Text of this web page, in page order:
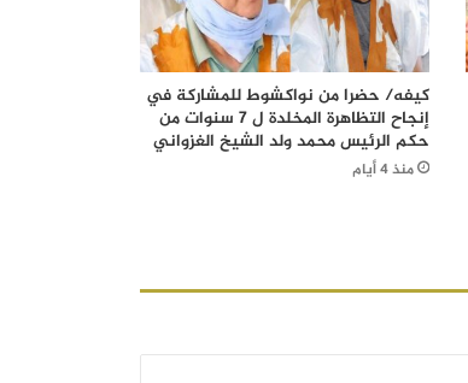
كيفه/ حضرا من نواكشوط للمشاركة في
إنجاح التظاهرة المخلدة ل 7 سنوات من
حكم الرئيس محمد ولد الشيخ الغزواني
منذ 4 أيام